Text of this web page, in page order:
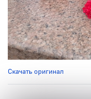
Скачать оригинал